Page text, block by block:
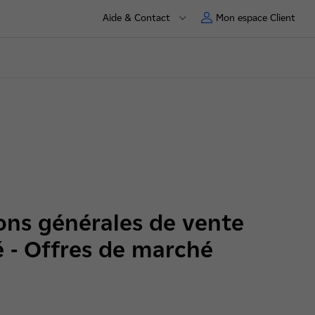
Aide & Contact Mon espace Client
générales de vente
Offres de marché